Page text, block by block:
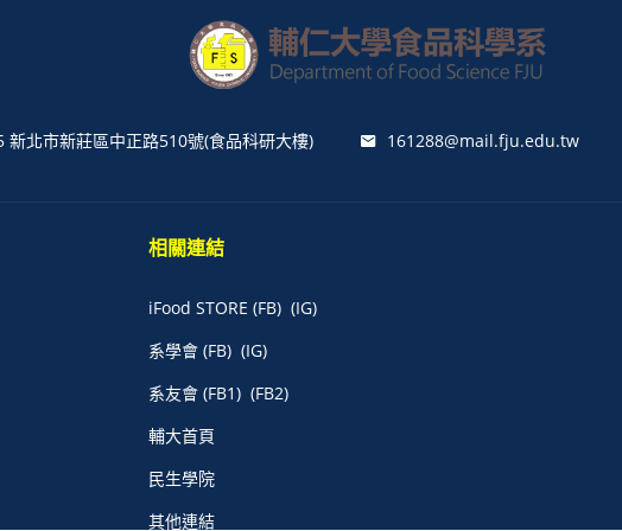
新北市新莊區中正路510號(食品科研大樓) 161288@mail.fju.edu.tw
相關連結
iFood STORE (FB) (IG)
系學會 (FB) (IG)
系友會 (FB1) (FB2)
輔大首頁
民生學院
其他連結